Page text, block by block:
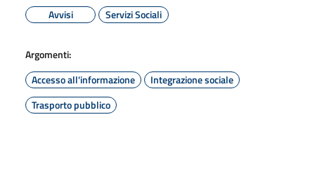
Avvisi
Servizi Sociali
Argomenti:
Accesso all'informazione
Integrazione sociale
Trasporto pubblico